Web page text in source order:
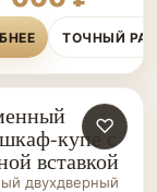
ТОЧНЫЙ
ЗАКАЗ
♡
купе с
вставкой
двухдверный